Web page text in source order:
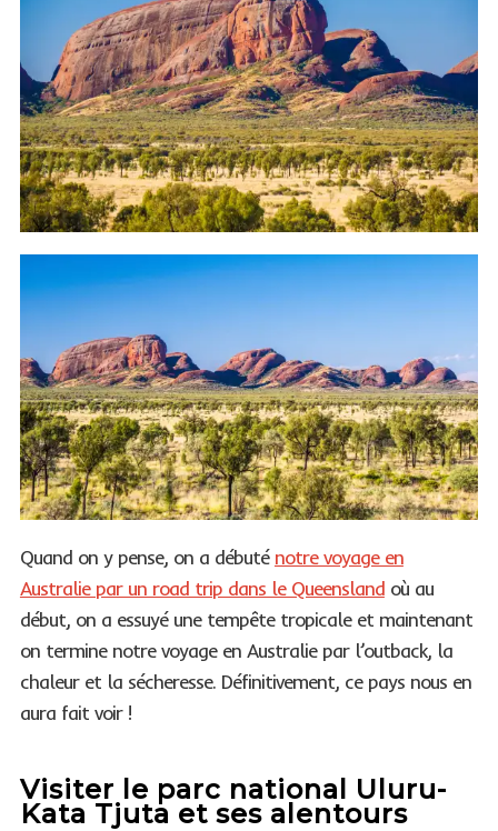
Quand on y pense, on a débuté notre voyage en
Australie par un road trip dans le Queenslandoù au
début, on a essuyé une tempête tropicale et maintenant
on termine notre voyage en Australie par l’outback, la
chaleur et la sécheresse. Définitivement, ce pays nous en
aura fait voir !
Visiter le parc national Uluru-
Kata Tjuta et ses alentours